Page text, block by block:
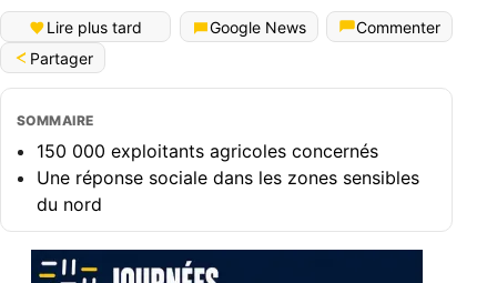
Lire plus tard Google News
Commenter
Partager
SOMMAIRE
150 000 exploitants agricoles concernés
Une réponse sociale dans les zones sensibles
du nord